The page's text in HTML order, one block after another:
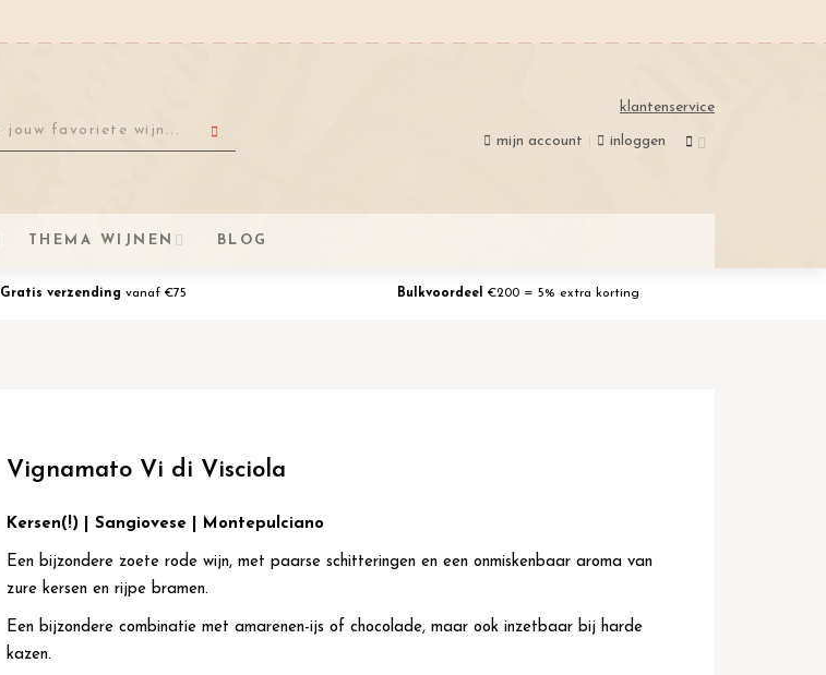
klantenservice
mijn account inloggen
THEMA WIJNEN BLOG
Gratis verzending vanaf €75 Bulkvoordeel €200 = 5% extra korting
Vignamato Vi di Visciola
Kersen(!) | Sangiovese | Montepulciano
Een bijzondere zoete rode wijn, met paarse schitteringen en een onmiskenbaar aroma van
zure kersen en rijpe bramen.
Een bijzondere combinatie met amarenen-ijs of chocolade, maar ook inzetbaar bij harde
kazen.